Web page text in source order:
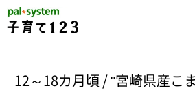
12～18カ月頃 / "宮崎県産こ